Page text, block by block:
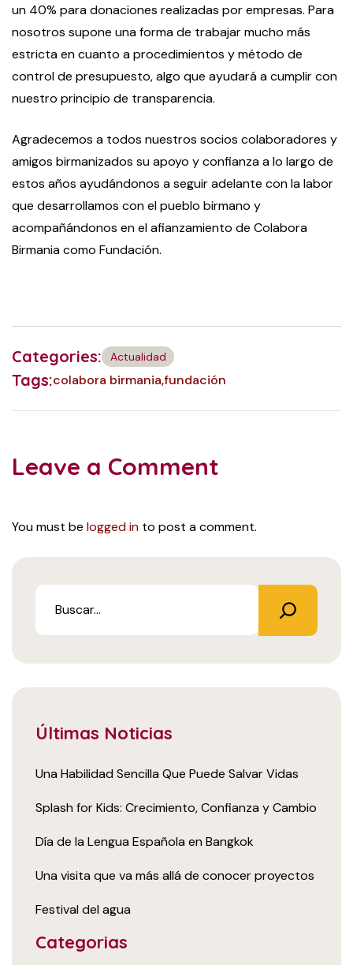
un 40% para donaciones realizadas por empresas. Para
nosotros supone una forma de trabajar mucho más
estricta en cuanto a procedimientos y método de
control de presupuesto, algo que ayudará a cumplir con
nuestro principio de transparencia.
Agradecemos a todos nuestros socios colaboradores y
amigos birmanizados su apoyo y confianza a lo largo de
estos años ayudándonos a seguir adelante con la labor
que desarrollamos con el pueblo birmano y
acompañándonos en el afianzamiento de Colabora
Birmania como Fundación.
Categories: Actualidad
Tags:colabora birmaniafundación
Leave a Comment
You must be logged in to post a comment.
Últimas Noticias
Una Habilidad Sencilla Que Puede Salvar Vidas
Splash for Kids: Crecimiento, Confianza y Cambio
Día de la Lengua Española en Bangkok
Una visita que va más allá de conocer proyectos
Festival del agua
Categorias